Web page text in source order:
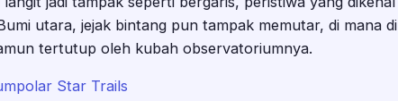
utara, jejak bintang pun tampak memutar, di mana di
tertutup oleh kubah observatoriumnya.
Star Trails